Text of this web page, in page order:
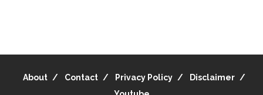
About Contact Privacy Policy
Disclaimer